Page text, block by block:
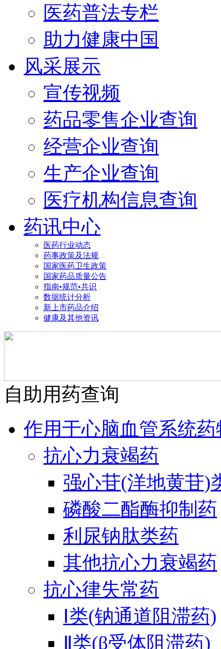
医药普法专栏
助力健康中国
风采展示
宣传视频
药品零售企业查询
经营企业查询
生产企业查询
医疗机构信息查询
药讯中心
医药行业动态
药事政策及法规
国家医药卫生政策
国家药品质量公告
指南•规范•共识
数据统计分析
新上市药品介绍
健康及其他资讯
自助用药查询
作用于心脑血管系统药
抗心力衰竭药
强心苷(洋地黄苷)
磷酸二酯酶抑制药
利尿钠肽类药
其他抗心力衰竭药
抗心律失常药
Ⅰ类(钠通道阻滞药)
Ⅱ类(β受体阻滞药)